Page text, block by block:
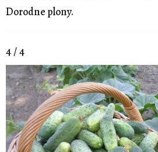
Dorodne plony.
4 / 4